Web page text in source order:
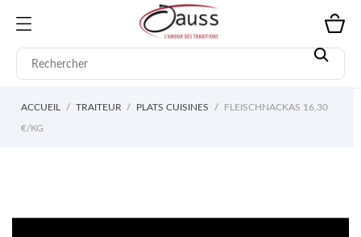
ACCUEIL TRAITEUR PLATS CUISINES FLEISCHNACKAS 16,30
€/KG